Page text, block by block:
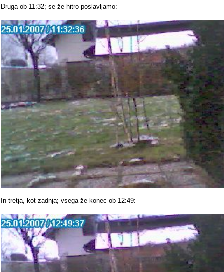
Druga ob 11:32; se že hitro poslavljamo:
In tretja, kot zadnja; vsega že konec ob 12:49: